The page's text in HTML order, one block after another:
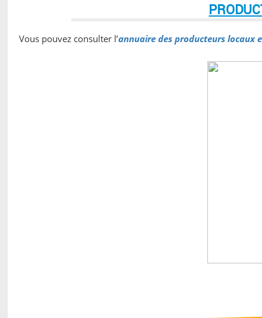
Vous pouvez consulter l’annuaire des producteurs locaux